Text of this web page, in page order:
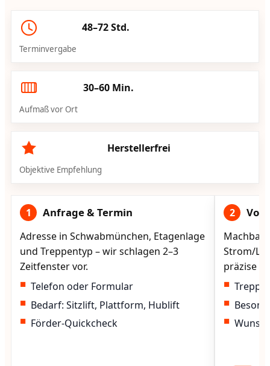
48–72 Std.
Terminvergabe
30–60 Min.
Aufmaß vor Ort
Herstellerfrei
Objektive Empfehlung
1 Anfrage & Termin
Adresse in Schwabmünchen, Etagenlage
und Treppentyp – wir schlagen 2–3
Zeitfenster vor.
Telefon oder Formular
Bedarf: Sitzlift, Plattform, Hublift
Förder-Quickcheck
2
Strom/
präzise